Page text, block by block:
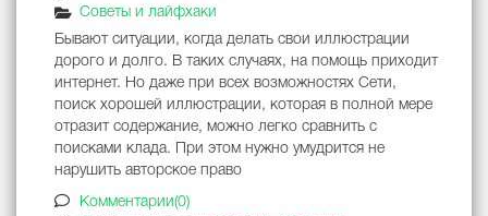
Советы и лайфхаки
Бывают ситуации, когда делать свои иллюстрации
дорого и долго. В таких случаях, на помощь приходит
интернет. Но даже при всех возможностях Сети,
поиск хорошей иллюстрации, которая в полной мере
отразит содержание, можно легко сравнить с
поисками клада. При этом нужно умудрится не
нарушить авторское право
Комментарии(0)